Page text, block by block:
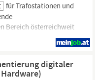
für Trafostationen und
Bereich österreichweit
und etablieren
im Markt.
digitaler